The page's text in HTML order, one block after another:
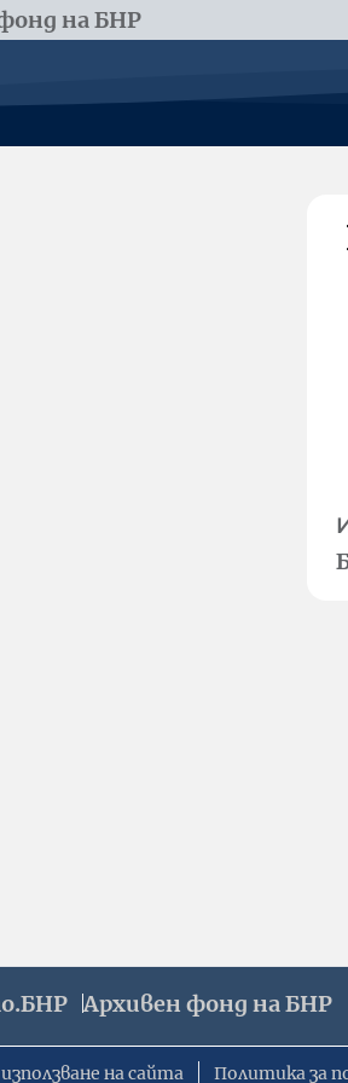
на БНР
Архивен фонд на БНР
на сайта Политика за